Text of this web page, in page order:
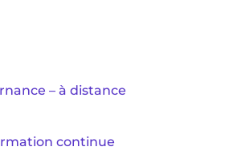
– à distance
continue